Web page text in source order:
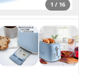
1 / 16